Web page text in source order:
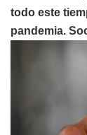
todo este
pandemia.